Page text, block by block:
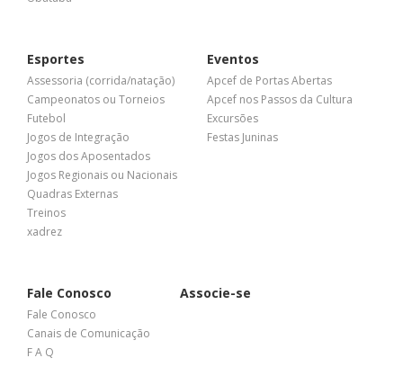
Esportes
Assessoria (corrida/natação)
Campeonatos ou Torneios
Futebol
Jogos de Integração
Jogos dos Aposentados
Jogos Regionais ou Nacionais
Quadras Externas
Treinos
xadrez
Eventos
Apcef de Portas Abertas
Apcef nos Passos da Cultura
Excursões
Festas Juninas
Fale Conosco
Fale Conosco
Canais de Comunicação
F A Q
Associe-se